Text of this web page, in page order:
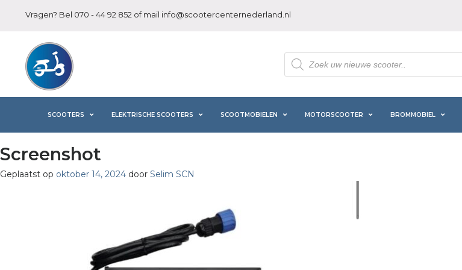
Vragen? Bel 070 - 44 92 852 of mail info@scootercenternederland.nl
Producten
zoeken
SCOOTERS ELEKTRISCHE SCOOTERS SCOOTMOBIELEN MOTORSCOOTER BROMMOBIEL
Screenshot
Geplaatst op oktober 14, 2024 door Selim SCN